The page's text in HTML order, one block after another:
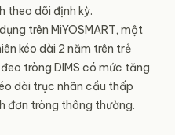
theo dõi định kỳ.
trên MiYOSMART, một
kéo dài 2 năm trên trẻ
tròng DIMS có mức tăng
dài trục nhãn cầu thấp
đơn tròng thông thường.